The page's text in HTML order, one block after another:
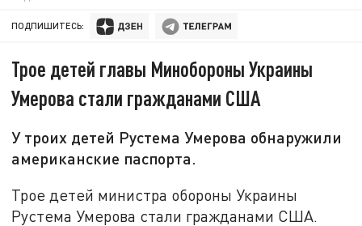
ПОДПИШИТЕСЬ:
Трое детей главы Минобороны Украины
Умерова стали гражданами США
У троих детей Рустема Умерова обнаружили
американские паспорта.
Трое детей министра обороны Украины
Рустема Умерова стали гражданами США.